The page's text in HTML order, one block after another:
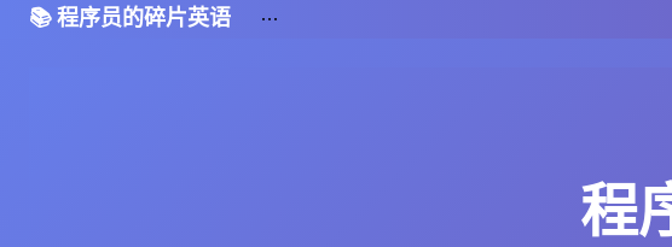
📚 程序员的碎片英语
程